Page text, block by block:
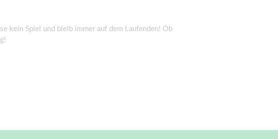
kein Spiel und bleib immer auf dem Laufenden! Ob